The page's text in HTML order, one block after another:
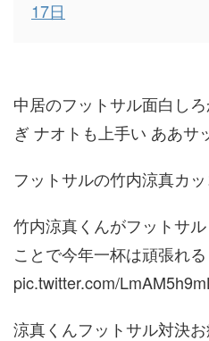
17日
中居のフットサル面白し
ぎ ナオトも上手い ああサ
フットサルの竹内涼真カ
竹内涼真くんがフットサ
ことで今年一杯は頑張れる
pic.twitter.com/
涼真くんフットサル対決